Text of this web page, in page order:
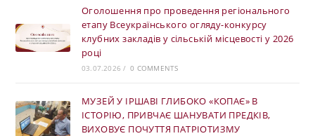
Оголошення про проведення регіонального
етапу Всеукраїнського огляду-конкурсу
клубних закладів у сільській місцевості у 2026
році
03.07.2026 / 0 COMMENTS
МУЗЕЙ У ІРШАВІ ГЛИБОКО «КОПАЄ» В
ІСТОРІЮ, ПРИВЧАЄ ШАНУВАТИ ПРЕДКІВ,
ВИХОВУЄ ПОЧУТТЯ ПАТРІОТИЗМУ